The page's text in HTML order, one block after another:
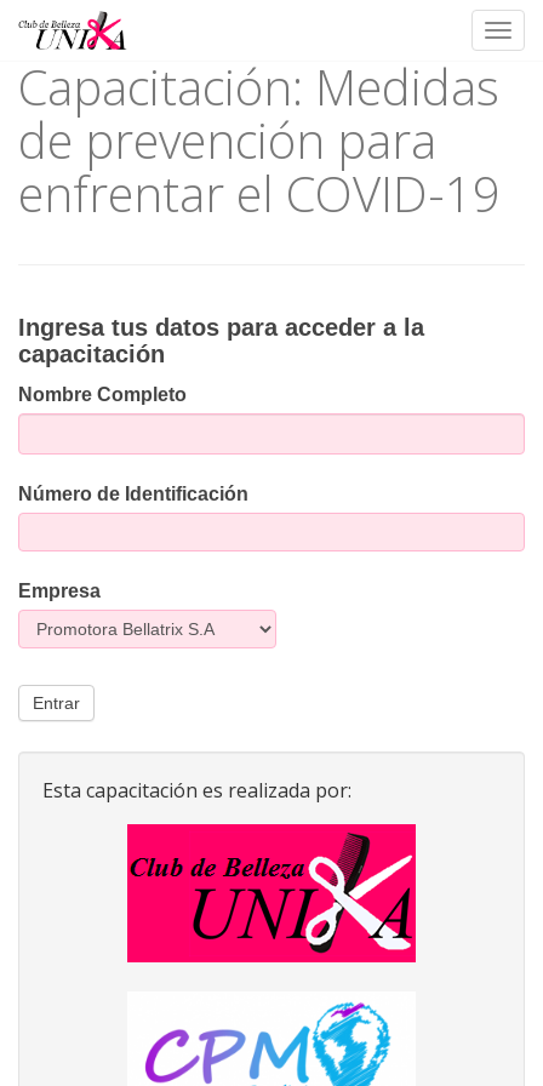
Skip
content
Capacitación: Medidas
de prevención para
enfrentar el COVID-19
Ingresa
tus
datos
acceder
a
la
capacitación
Ingresa tus datos para acceder a la
capacitación
Nombre Completo
Número de Identificación
Empresa
Entrar
Esta capacitación es realizada por: